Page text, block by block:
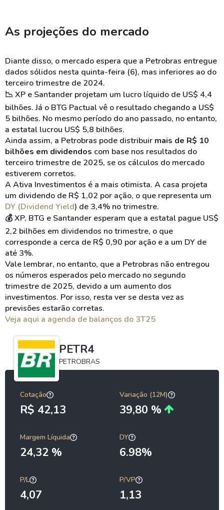
As projeções do mercado
Diante disso, o mercado espera que a Petrobras entregue
dados sólidos nesta quinta-feira (6), mas inferiores ao do
terceiro trimestre de 2024.
📉 XP e Santander projetam um lucro líquido de US$ 4,4
bilhões. Já o BTG Pactual vê o resultado chegando a US$
5 bilhões. No mesmo período do ano passado, no entanto,
a estatal lucrou US$ 5,8 bilhões.
Ainda assim, a Petrobras pode distribuir mais de R$ 10
bilhões em dividendos com base nos resultados do
terceiro trimestre de 2025, se os cálculos do mercado
estiverem corretos.
A Ativa Investimentos é a mais otimista. A casa projeta
um dividendo de R$ 1,02 por ação, o que representa um
DY (Dividend Yield) de 3,4% no trimestre.
💰 XP, BTG e Santander esperam que a estatal pague US$
2,2 bilhões em dividendos no trimestre, o que
corresponde a cerca de R$ 0,90 por ação e a um DY de
até 3%.
Vale lembrar, no entanto, que a Petrobras não entregou
os números esperados pelo mercado no segundo
trimestre de 2025, devido a um aumento dos
investimentos. Por isso, resta ver se desta vez as
previsões estarão corretas.
Veja aqui a agenda de balanços do 3T25
PETR4
PETROBRAS
Cotação
R$ 42,13
Variação (12M)
39,80 %
Margem Líquida
24,32 %
DY
6.98%
P/L
4,07
P/VP
1,13